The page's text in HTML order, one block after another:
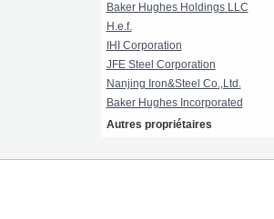
Baker Hughes Holdings LLC
H.e.f.
IHI Corporation
JFE Steel Corporation
Nanjing Iron&Steel Co.,Ltd.
Baker Hughes Incorporated
Autres propriétaires